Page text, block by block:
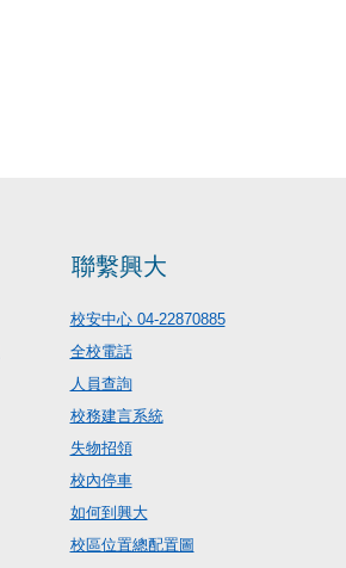
聯繫興大
校安中心 04-22870885
全校電話
人員查詢
校務建言系統
失物招領
校內停車
如何到興大
校區位置總配置圖